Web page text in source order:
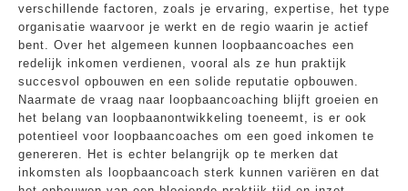
verschillende factoren, zoals je ervaring, expertise, het type
organisatie waarvoor je werkt en de regio waarin je actief
bent. Over het algemeen kunnen loopbaancoaches een
redelijk inkomen verdienen, vooral als ze hun praktijk
succesvol opbouwen en een solide reputatie opbouwen.
Naarmate de vraag naar loopbaancoaching blijft groeien en
het belang van loopbaanontwikkeling toeneemt, is er ook
potentieel voor loopbaancoaches om een goed inkomen te
genereren. Het is echter belangrijk op te merken dat
inkomsten als loopbaancoach sterk kunnen variëren en dat